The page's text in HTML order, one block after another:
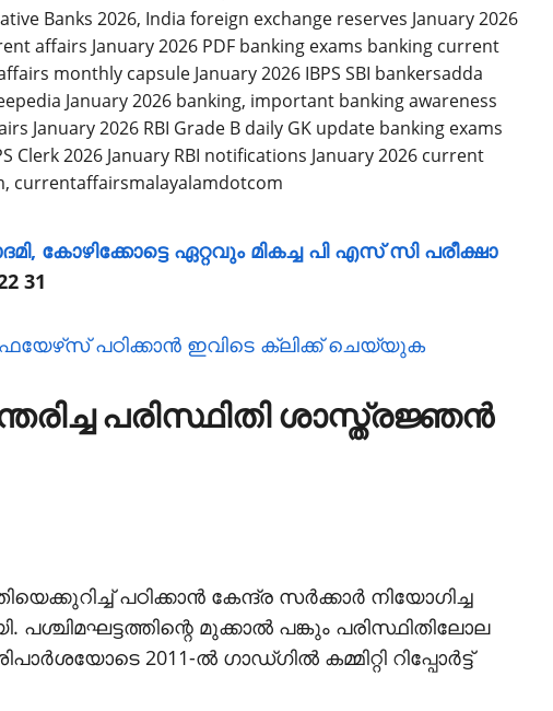
കോഴിക്കോട്ടെ ഏറ്റവും മികച്ച പി എസ് സി പരീക്ഷാ
31
പഠിക്കാന്‍ ഇവിടെ ക്ലിക്ക് ചെയ്യുക
പരിസ്ഥിതി ശാസ്ത്രജ്ഞന്‍
പഠിക്കാന്‍ കേന്ദ്ര സര്‍ക്കാര്‍ നിയോഗിച്ച
മുക്കാല്‍ പങ്കും പരിസ്ഥിതിലോല
2011-ല്‍ ഗാഡ്ഗില്‍ കമ്മിറ്റി റിപ്പോര്‍ട്ട്